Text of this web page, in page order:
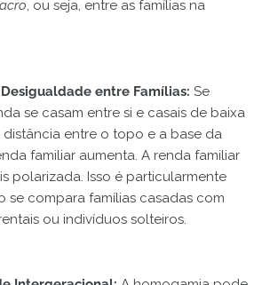
, ou seja, entre as famílias na
entre Famílias: Se
se casam entre si e casais de baixa
distância entre o topo e a base da
familiar aumenta. A renda familiar
polarizada. Isso é particularmente
se compara famílias casadas com
ou indivíduos solteiros.